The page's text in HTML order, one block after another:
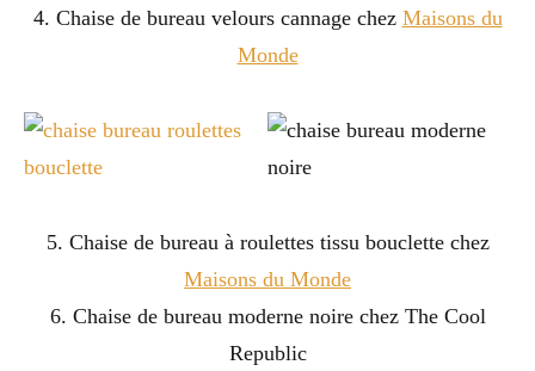
4. Chaise de bureau velours cannage chez Maisons du
Monde
5. Chaise de bureau à roulettes tissu bouclette chez
Maisons du Monde
6. Chaise de bureau moderne noire chez The Cool
Republic